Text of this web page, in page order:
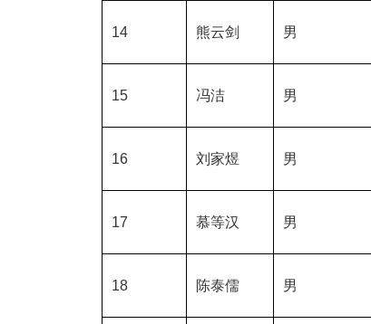
14 熊云剑 男
15 冯洁 男
16 刘家煜 男
17 慕等汉 男
18 陈泰儒 男